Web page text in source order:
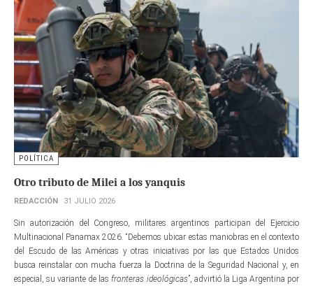
POLÍTICA
Otro tributo de Milei a los yanquis
REDACCIÓN 31 JULIO 2026
Sin autorización del Congreso, militares argentinos participan del Ejercicio
Multinacional Panamax 2026. “Debemos ubicar estas maniobras en el contexto
del Escudo de las Américas y otras iniciativas por las que Estados Unidos
busca reinstalar con mucha fuerza la Doctrina de la Seguridad Nacional y, en
especial, su variante de lasfronteras ideológicas”, advirtió la Liga Argentina por